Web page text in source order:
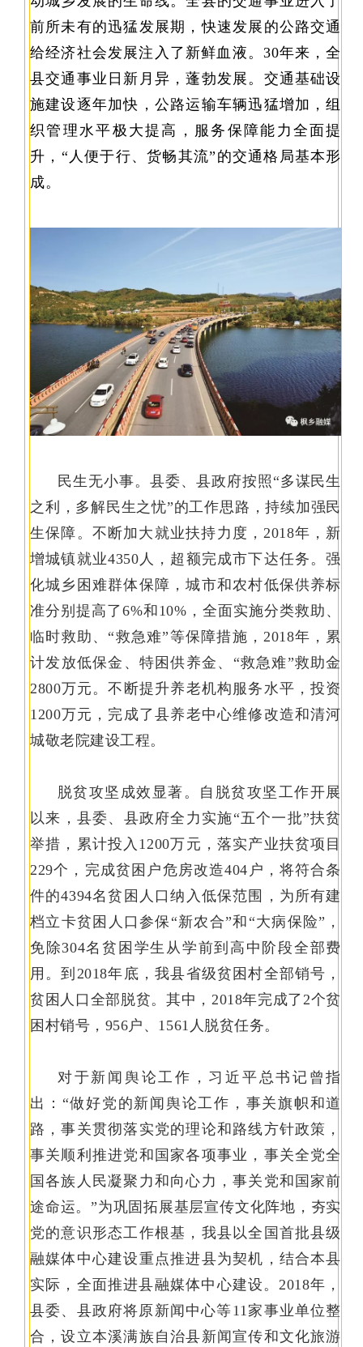
前所未有的迅猛发展期，快速发展的公路交通
给经济社会发展注入了新鲜血液。30年来，全
县交通事业日新月异，蓬勃发展。交通基础设
施建设逐年加快，公路运输车辆迅猛增加，组
织管理水平极大提高，服务保障能力全面提
升，“人便于行、货畅其流”的交通格局基本形
成。
民生无小事。县委、县政府按照“多谋民生
之利，多解民生之忧”的工作思路，持续加强民
生保障。不断加大就业扶持力度，2018年，新
增城镇就业4350人，超额完成市下达任务。强
化城乡困难群体保障，城市和农村低保供养标
准分别提高了6%和10%，全面实施分类救助、
临时救助、“救急难”等保障措施，2018年，累
计发放低保金、特困供养金、“救急难”救助金
2800万元。不断提升养老机构服务水平，投资
1200万元，完成了县养老中心维修改造和清河
城敬老院建设工程。
脱贫攻坚成效显著。自脱贫攻坚工作开展
以来，县委、县政府全力实施“五个一批”扶贫
举措，累计投入1200万元，落实产业扶贫项目
229个，完成贫困户危房改造404户，将符合条
件的4394名贫困人口纳入低保范围，为所有建
档立卡贫困人口参保“新农合”和“大病保险”，
免除304名贫困学生从学前到高中阶段全部费
用。到2018年底，我县省级贫困村全部销号，
贫困人口全部脱贫。其中，2018年完成了2个贫
困村销号，956户、1561人脱贫任务。
对于新闻舆论工作，习近平总书记曾指
出：“做好党的新闻舆论工作，事关旗帜和道
路，事关贯彻落实党的理论和路线方针政策，
事关顺利推进党和国家各项事业，事关全党全
国各族人民凝聚力和向心力，事关党和国家前
途命运。”为巩固拓展基层宣传文化阵地，夯实
党的意识形态工作根基，我县以全国首批县级
融媒体中心建设重点推进县为契机，结合本县
实际，全面推进县融媒体中心建设。2018年，
县委、县政府将原新闻中心等11家事业单位整
合，设立本溪满族自治县新闻宣传和文化旅游